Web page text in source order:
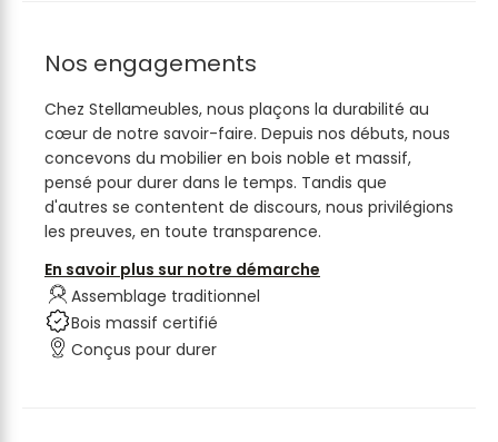
Nos engagements
Chez Stellameubles, nous plaçons la durabilité au
cœur de notre savoir-faire. Depuis nos débuts, nous
concevons du mobilier en bois noble et massif,
pensé pour durer dans le temps. Tandis que
d'autres se contentent de discours, nous privilégions
les preuves, en toute transparence.
En savoir plus sur notre démarche
Assemblage traditionnel
Bois massif certifié
Conçus pour durer